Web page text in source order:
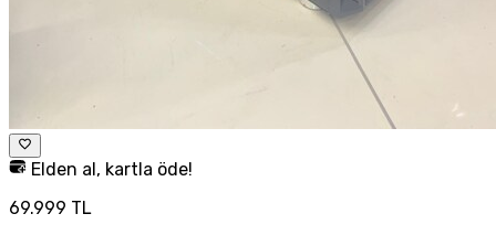
Elden al, kartla öde!
69.999 TL